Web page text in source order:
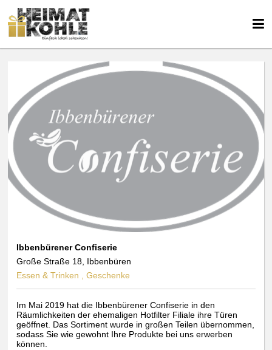
Ibbenbürener Confiserie
Große Straße 18, Ibbenbüren
Essen & Trinken , Geschenke
Im Mai 2019 hat die Ibbenbürener Confiserie in den
Räumlichkeiten der ehemaligen Hotfilter Filiale ihre Türen
geöffnet. Das Sortiment wurde in großen Teilen übernommen,
sodass Sie wie gewohnt Ihre Produkte bei uns erwerben
können.